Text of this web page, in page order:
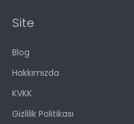
Site
Blog
Hakkımızda
KVKK
Gizlilik Politikası